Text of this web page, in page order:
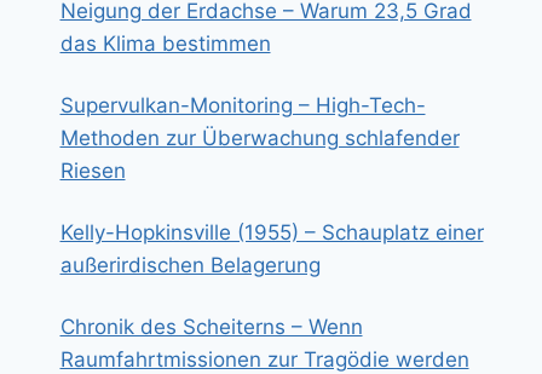
Neigung der Erdachse – Warum 23,5 Grad
das Klima bestimmen
Supervulkan-Monitoring – High-Tech-
Methoden zur Überwachung schlafender
Riesen
Kelly-Hopkinsville (1955) – Schauplatz einer
außerirdischen Belagerung
Chronik des Scheiterns – Wenn
Raumfahrtmissionen zur Tragödie werden